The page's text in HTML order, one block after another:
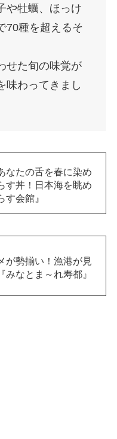
や牡蠣、ほっけ
70種を超えるそ
せた旬の味覚が
味わってきまし
なたの舌を春に染め
す丼！日本海を眺め
す会館』
が勢揃い！漁港が見
みなとま～れ寿都』